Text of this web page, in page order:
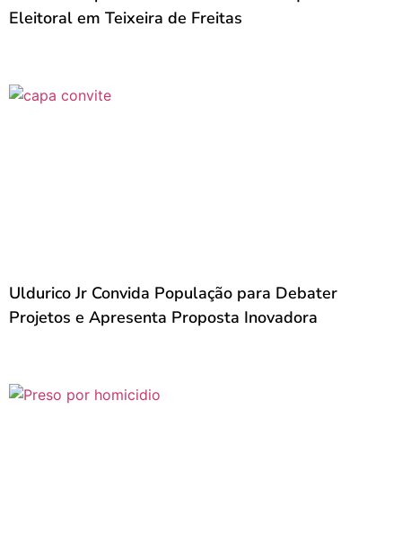
Eleitoral em Teixeira de Freitas
Uldurico Jr Convida População para Debater
Projetos e Apresenta Proposta Inovadora